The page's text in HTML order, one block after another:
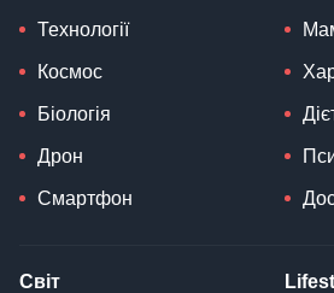
Технології
Космос
Біологія
Дрон
Смартфон
Світ